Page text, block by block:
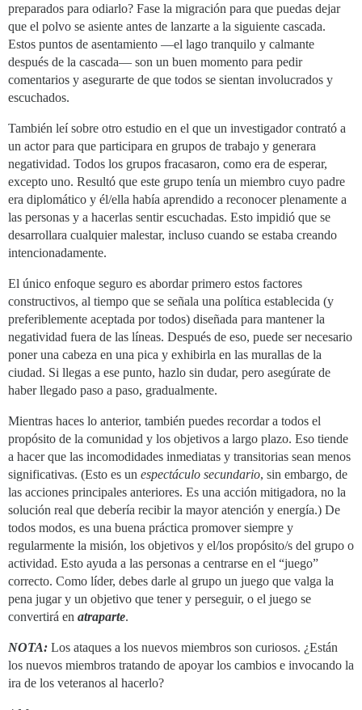
preparados para odiarlo? Fase la migración para que puedas dejar
que el polvo se asiente antes de lanzarte a la siguiente cascada.
Estos puntos de asentamiento —el lago tranquilo y calmante
después de la cascada— son un buen momento para pedir
comentarios y asegurarte de que todos se sientan involucrados y
escuchados.
También leí sobre otro estudio en el que un investigador contrató a
un actor para que participara en grupos de trabajo y generara
negatividad. Todos los grupos fracasaron, como era de esperar,
excepto uno. Resultó que este grupo tenía un miembro cuyo padre
era diplomático y él/ella había aprendido a reconocer plenamente a
las personas y a hacerlas sentir escuchadas. Esto impidió que se
desarrollara cualquier malestar, incluso cuando se estaba creando
intencionadamente.
El único enfoque seguro es abordar primero estos factores
constructivos, al tiempo que se señala una política establecida (y
preferiblemente aceptada por todos) diseñada para mantener la
negatividad fuera de las líneas. Después de eso, puede ser necesario
poner una cabeza en una pica y exhibirla en las murallas de la
ciudad. Si llegas a ese punto, hazlo sin dudar, pero asegúrate de
haber llegado paso a paso, gradualmente.
Mientras haces lo anterior, también puedes recordar a todos el
propósito de la comunidad y los objetivos a largo plazo. Eso tiende
a hacer que las incomodidades inmediatas y transitorias sean menos
significativas. (Esto es un espectáculo secundario, sin embargo, de
las acciones principales anteriores. Es una acción mitigadora, no la
solución real que debería recibir la mayor atención y energía.) De
todos modos, es una buena práctica promover siempre y
regularmente la misión, los objetivos y el/los propósito/s del grupo o
actividad. Esto ayuda a las personas a centrarse en el “juego”
correcto. Como líder, debes darle al grupo un juego que valga la
pena jugar y un objetivo que tener y perseguir, o el juego se
convertirá en atraparte.
NOTA: Los ataques a los nuevos miembros son curiosos. ¿Están
los nuevos miembros tratando de apoyar los cambios e invocando la
ira de los veteranos al hacerlo?